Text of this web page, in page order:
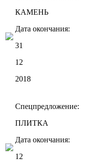
КАМЕНЬ
Дата окончания:
31
12
2018
Спецпредложение:
ПЛИТКА
Дата окончания:
12